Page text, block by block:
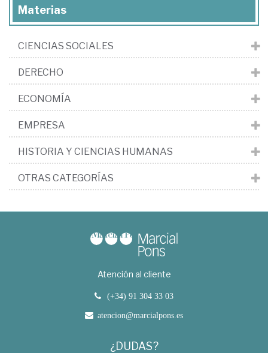
Materias
CIENCIAS SOCIALES
DERECHO
ECONOMÍA
EMPRESA
HISTORIA Y CIENCIAS HUMANAS
OTRAS CATEGORÍAS
Atención al cliente
(+34) 91 304 33 03
atencion@marcialpons.es
¿DUDAS?